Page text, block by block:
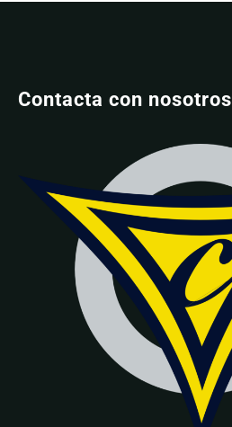
Contacta con nosotros